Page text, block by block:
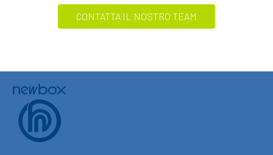
CONTATTA IL NOSTRO TEAM